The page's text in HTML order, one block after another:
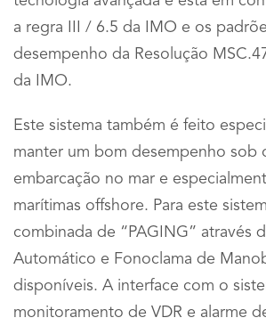
a regra III / 6.5 da IMO e os
desempenho da Resolução
da IMO.
Este sistema também é feito
manter um bom desempenho sob
embarcação no mar e
marítimas offshore. Para este
combinada de “PAGING” através
Automático e Fonoclama de
disponíveis. A interface com o
monitoramento de VDR e alarme